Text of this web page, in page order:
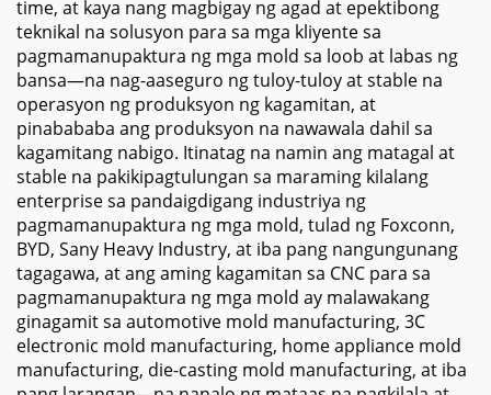
time, at kaya nang magbigay ng agad at epektibong
teknikal na solusyon para sa mga kliyente sa
pagmamanupaktura ng mga mold sa loob at labas ng
bansa—na nag-aaseguro ng tuloy-tuloy at stable na
operasyon ng produksyon ng kagamitan, at
pinabababa ang produksyon na nawawala dahil sa
kagamitang nabigo. Itinatag na namin ang matagal at
stable na pakikipagtulungan sa maraming kilalang
enterprise sa pandaigdigang industriya ng
pagmamanupaktura ng mga mold, tulad ng Foxconn,
BYD, Sany Heavy Industry, at iba pang nangungunang
tagagawa, at ang aming kagamitan sa CNC para sa
pagmamanupaktura ng mga mold ay malawakang
ginagamit sa automotive mold manufacturing, 3C
electronic mold manufacturing, home appliance mold
manufacturing, die-casting mold manufacturing, at iba